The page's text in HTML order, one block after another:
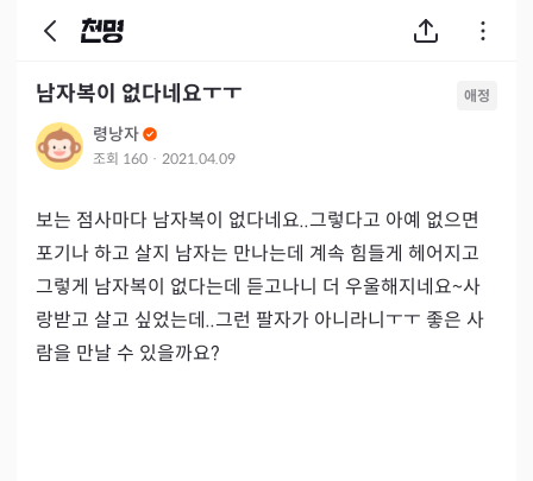
남자복이 없다네요ㅜㅜ 애정
령낭자
조회 160 · 2021.04.09
보는 점사마다 남자복이 없다네요..그렇다고 아예 없으면
포기나 하고 살지 남자는 만나는데 계속 힘들게 헤어지고
그렇게 남자복이 없다는데 듣고나니 더 우울해지네요~사
랑받고 살고 싶었는데..그런 팔자가 아니라니ㅜㅜ 좋은 사
람을 만날 수 있을까요?